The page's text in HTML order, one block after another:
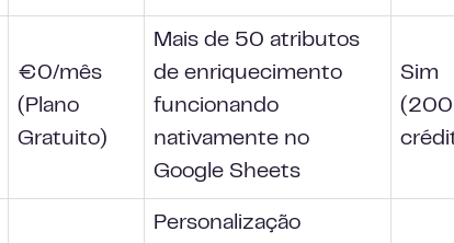
€0/mês
(Plano
Gratuito)
Mais de 50 atributos
de enriquecimento
funcionando
nativamente no
Google Sheets
Sim
(200
Personalização